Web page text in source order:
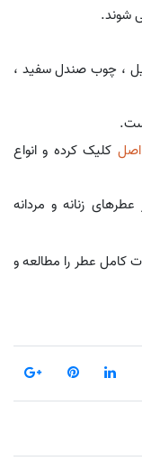
شوند.
، چوب صندل سفید ،
اصل کلیک کرده و انواع
زنانه و مردانه
کامل عطر را مطالعه و